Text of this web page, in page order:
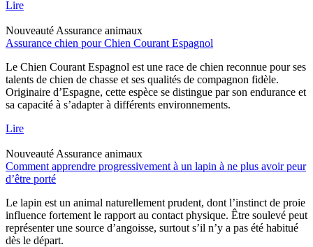
Lire
Nouveauté Assurance animaux
Assurance chien pour Chien Courant Espagnol
Le Chien Courant Espagnol est une race de chien reconnue pour ses
talents de chien de chasse et ses qualités de compagnon fidèle.
Originaire d’Espagne, cette espèce se distingue par son endurance et
sa capacité à s’adapter à différents environnements.
Lire
Nouveauté Assurance animaux
Comment apprendre progressivement à un lapin à ne plus avoir peur
d’être porté
Le lapin est un animal naturellement prudent, dont l’instinct de proie
influence fortement le rapport au contact physique. Être soulevé peut
représenter une source d’angoisse, surtout s’il n’y a pas été habitué
dès le départ.